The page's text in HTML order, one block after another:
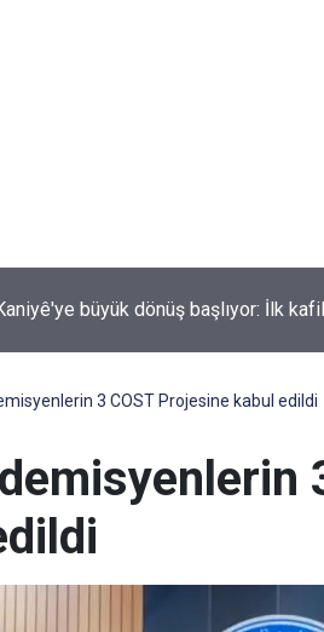
Hakkâri Teşkilatı Esendere'de
3 COST Projesine kabul edildi